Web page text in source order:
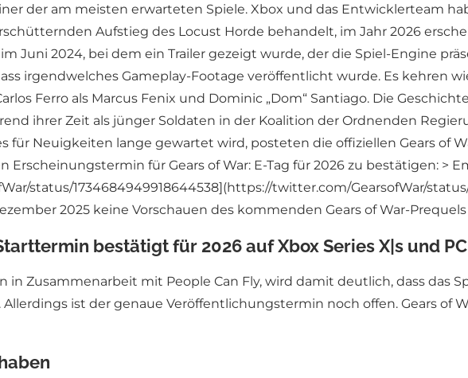
der am meisten erwarteten Spiele. Xbox und das Entwicklerteam
Aufstieg des Locust Horde behandelt, im Jahr 2026
Juni 2024, bei dem ein Trailer gezeigt wurde, der die Spiel-Engine
irgendwelches Gameplay-Footage veröffentlicht wurde. Es kehren
Ferro als Marcus Fenix und Dominic „Dom“ Santiago. Die
ihrer Zeit als jünger Soldaten in der Koalition der Ordnenden
für Neuigkeiten lange gewartet wird, posteten die offiziellen Gears of
Erscheinungstermin für Gears of War: E-Tag für 2026 zu bestätigen: >
status/1734684949918644538](https://twitter.com/GearsofWar/
2025 keine Vorschauen des kommenden Gears of War-
bestätigt für 2026 auf Xbox Series X|s und PC
in Zusammenarbeit mit People Can Fly, wird damit deutlich, dass das
ist der genaue Veröffentlichungstermin noch offen. Gears of